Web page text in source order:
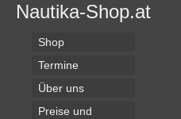
Nautika-Shop.at
Shop
Termine
Über uns
Preise und